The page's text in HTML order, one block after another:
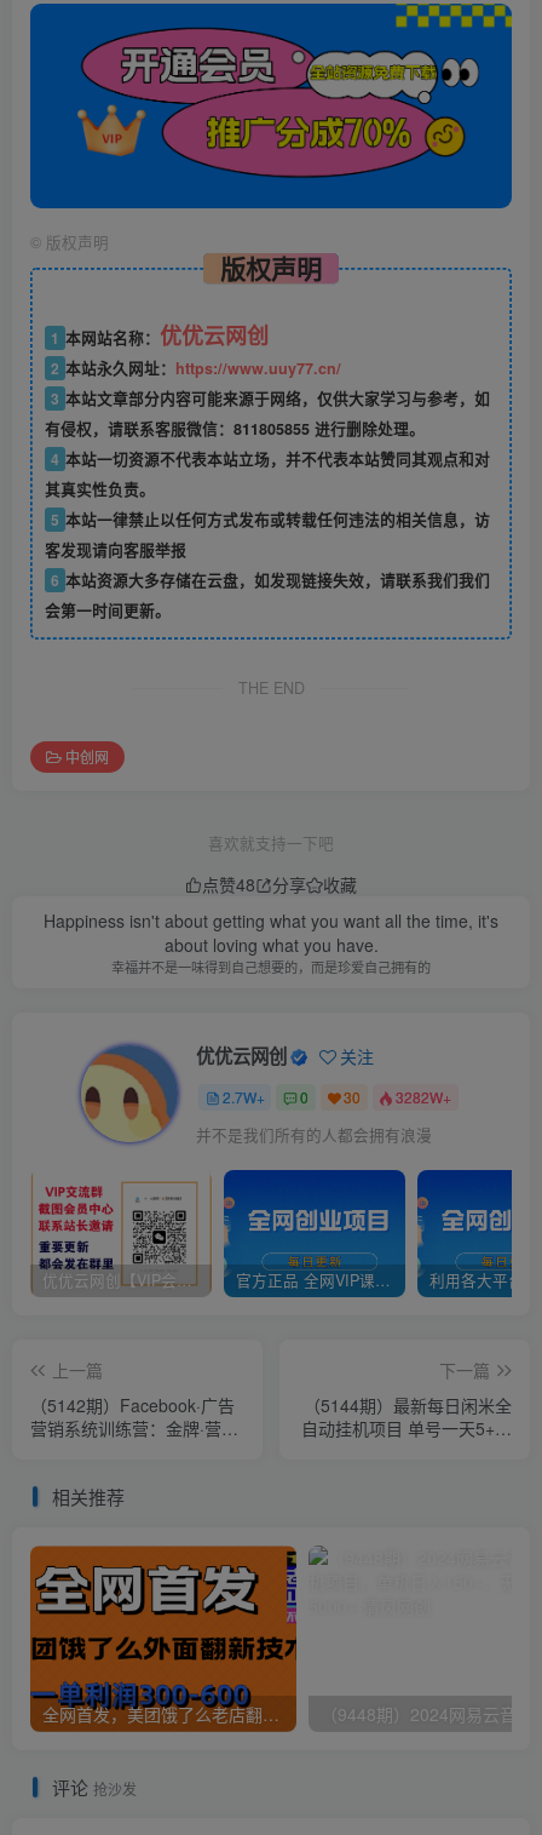
© 版权声明
版权声明
1 本网站名称： 优优云网创
2 本站永久网址： https://www.uuy77.cn/
3 本站文章部分内容可能来源于网络，仅供大家学习与参考，如
有侵权，请联系客服微信：811805855 进行删除处理。
4 本站一切资源不代表本站立场，并不代表本站赞同其观点和对
其真实性负责。
5 本站一律禁止以任何方式发布或转载任何违法的相关信息，访
客发现请向客服举报
6 本站资源大多存储在云盘，如发现链接失效，请联系我们我们
会第一时间更新。
THE END
中创网
喜欢就支持一下吧
点赞48 分享
收藏
Happiness isn't about getting what you want all the time, it's
about loving what you have.
幸福并不是一味得到自己想要的，而是珍爱自己拥有的
优优云网创 关注
2.7W+ 0 30 3282W+
并不是我们所有的人都会拥有浪漫
优优云网创【VIP会员专属交流群】 官方正品 全网VIP课程 无损下载~
上一篇
（5142期）Facebook·广告
营销系统训练营：金牌·营销
下一篇
（5144期）最新每日闲米全
自动挂机项目 单号一天5+可
相关推荐
全网首发，美团饿了么老店翻新最新技术，一单利润300-600
评论 抢沙发